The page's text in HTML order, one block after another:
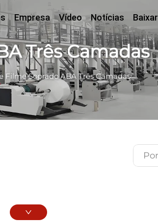
Empresa Vídeo Notícias
Baixar
Três Camadas
Filme Soprado ABA Três Camadas